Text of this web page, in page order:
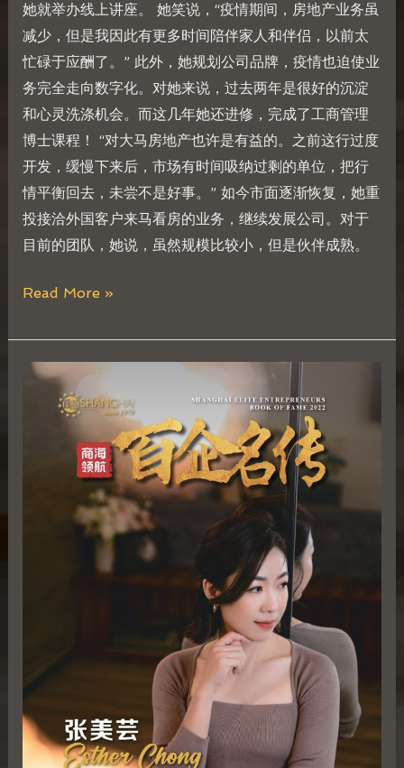
她就举办线上讲座。 她笑说，“疫情期间，房地产业务虽
减少，但是我因此有更多时间陪伴家人和伴侣，以前太
忙碌于应酬了。” 此外，她规划公司品牌，疫情也迫使业
务完全走向数字化。对她来说，过去两年是很好的沉淀
和心灵洗涤机会。而这几年她还进修，完成了工商管理
博士课程！ “对大马房地产也许是有益的。之前这行过度
开发，缓慢下来后，市场有时间吸纳过剩的单位，把行
情平衡回去，未尝不是好事。” 如今市面逐渐恢复，她重
投接洽外国客户来马看房的业务，继续发展公司。对于
目前的团队，她说，虽然规模比较小，但是伙伴成熟。
Read More »
张